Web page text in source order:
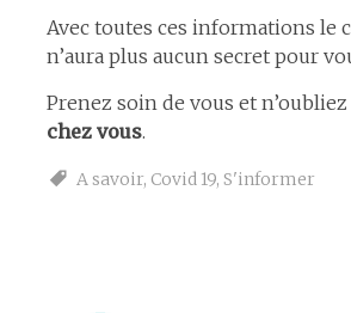
Avec toutes ces informations le
n’aura plus aucun secret pour
Prenez soin de vous et n’oubliez
chez vous.
A savoir, Covid 19, S'informer